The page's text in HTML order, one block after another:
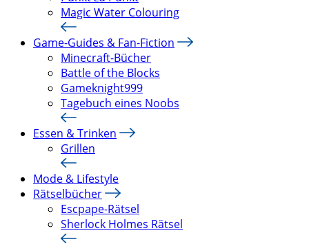
Magic Water Colouring
Game-Guides & Fan-Fiction
Minecraft-Bücher
Battle of the Blocks
Gameknight999
Tagebuch eines Noobs
Essen & Trinken
Grillen
Mode & Lifestyle
Rätselbücher
Escpape-Rätsel
Sherlock Holmes Rätsel